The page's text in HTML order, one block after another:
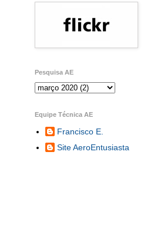
Pesquisa AE
Equipe Técnica AE
Francisco E.
Site AeroEntusiasta